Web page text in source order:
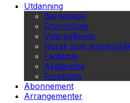
Utdanning
Barnehage
Grunnskole
Videregående
Norsk som
Fagskole
Akademisk
Forskning
Abonnement
Arrangementer